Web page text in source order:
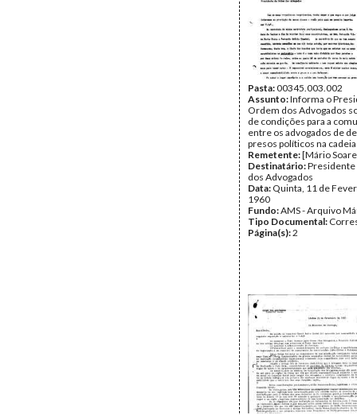
Pasta:00345.003.002
Assunto:Informa o
Ordem dos Advogados
de condições para a
entre os advogados de
presos políticos na
Remetente:[Mário
Destinatário:
dos Advogados
Data: Quinta, 11 de
1960
Fundo:AMS - Arquivo
Tipo Documental:
Página(s):2